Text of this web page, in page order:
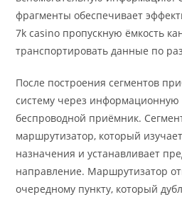
фрагменты обеспечивает
7k casino пропускную ёмкость
транспортировать данные по
После построения сегментов
систему через информационную
беспроводной приёмник.
маршрутизатор, который
назначения и устанавливает
направление. Маршрутизатор
очередному пункту, который